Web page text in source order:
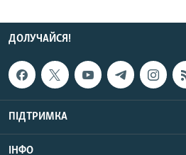
ДОЛУЧАЙСЯ!
ПІДТРИМКА
ІНФО